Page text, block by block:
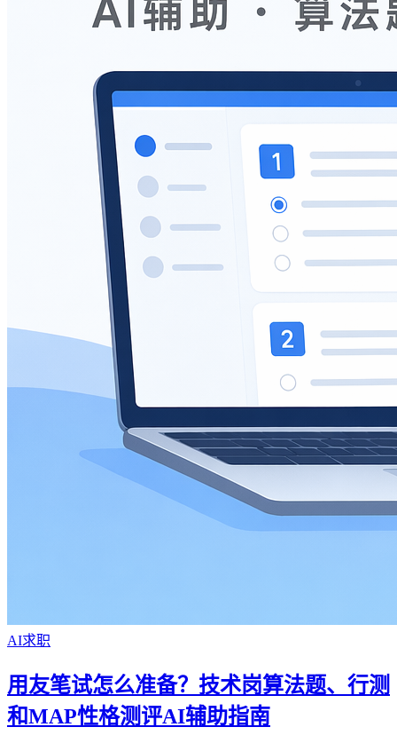
AI求职
用友笔试怎么准备？技术岗算法题、行测
和MAP性格测评AI辅助指南